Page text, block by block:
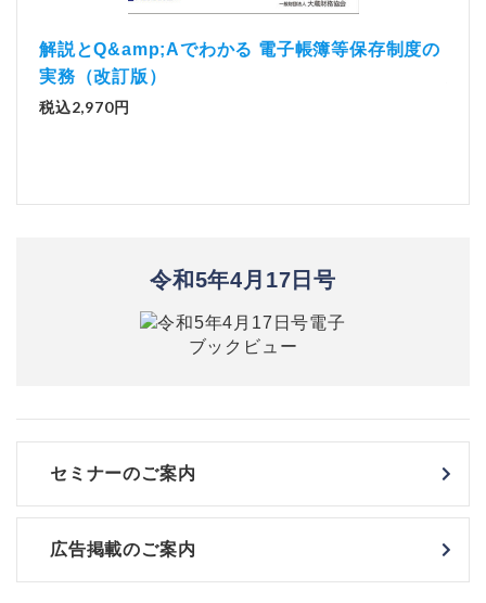
解説とQ&amp;Aでわかる 電子帳簿等保存制度の
実務（改訂版）
税込2,970円
令和5年4月17日号
セミナーのご案内
広告掲載のご案内